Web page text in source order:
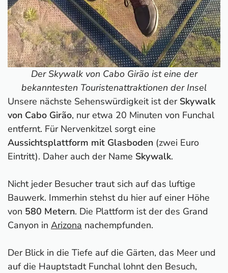
Der Skywalk von Cabo Girão ist eine der
bekanntesten Touristenattraktionen der Insel
Unsere nächste Sehenswürdigkeit ist der Skywalk
von Cabo Girão, nur etwa 20 Minuten von Funchal
entfernt. Für Nervenkitzel sorgt eine
Aussichtsplattform mit Glasboden (zwei Euro
Eintritt). Daher auch der Name Skywalk.
Nicht jeder Besucher traut sich auf das luftige
Bauwerk. Immerhin stehst du hier auf einer Höhe
von 580 Metern. Die Plattform ist der des Grand
Canyon in Arizona nachempfunden.
Der Blick in die Tiefe auf die Gärten, das Meer und
auf die Hauptstadt Funchal lohnt den Besuch,